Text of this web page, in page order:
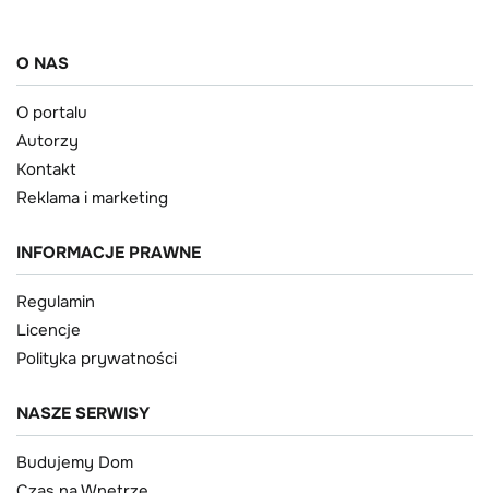
O NAS
O portalu
Autorzy
Kontakt
Reklama i marketing
INFORMACJE PRAWNE
Regulamin
Licencje
Polityka prywatności
NASZE SERWISY
Budujemy Dom